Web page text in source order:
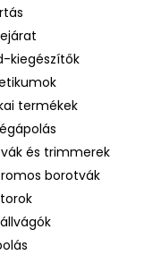
kiegészítők
termékek
és trimmerek
borotvák